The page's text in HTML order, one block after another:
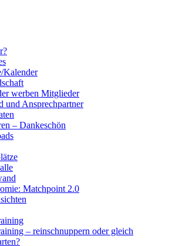
Kalender
werben Mitglieder
und Ansprechpartner
– Dankeschön
Matchpoint 2.0
– reinschnuppern oder gleich